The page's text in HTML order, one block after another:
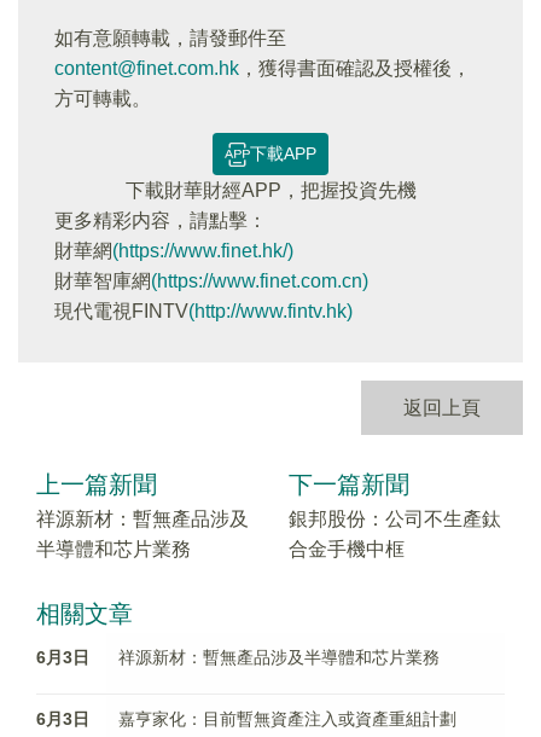
如有意願轉載，請發郵件至
content@finet.com.hk ，獲得書面確認及授權後，
方可轉載。
下載APP
下載財華財經APP，把握投資先機
更多精彩内容，請點擊：
財華網(https://www.finet.hk/)
財華智庫網(https://www.finet.com.cn)
現代電視FINTV(http://www.fintv.hk)
返回上頁
上一篇新聞
祥源新材：暫無產品涉及
半導體和芯片業務
下一篇新聞
銀邦股份：公司不生產鈦
合金手機中框
相關文章
6月3日 祥源新材：暫無產品涉及半導體和芯片業務
6月3日 嘉亨家化：目前暫無資產注入或資產重組計劃